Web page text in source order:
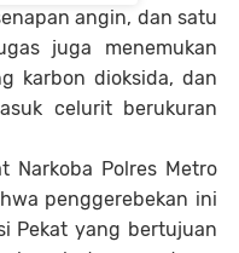
angin, dan satu
juga menemukan
karbon dioksida, dan
celurit berukuran
Narkoba Polres Metro
penggerebekan ini
Pekat yang bertujuan